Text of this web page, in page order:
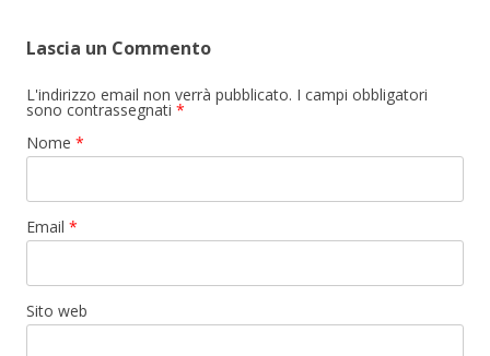
Lascia un Commento
L'indirizzo email non verrà pubblicato. I campi obbligatori
sono contrassegnati *
Nome *
Email *
Sito web